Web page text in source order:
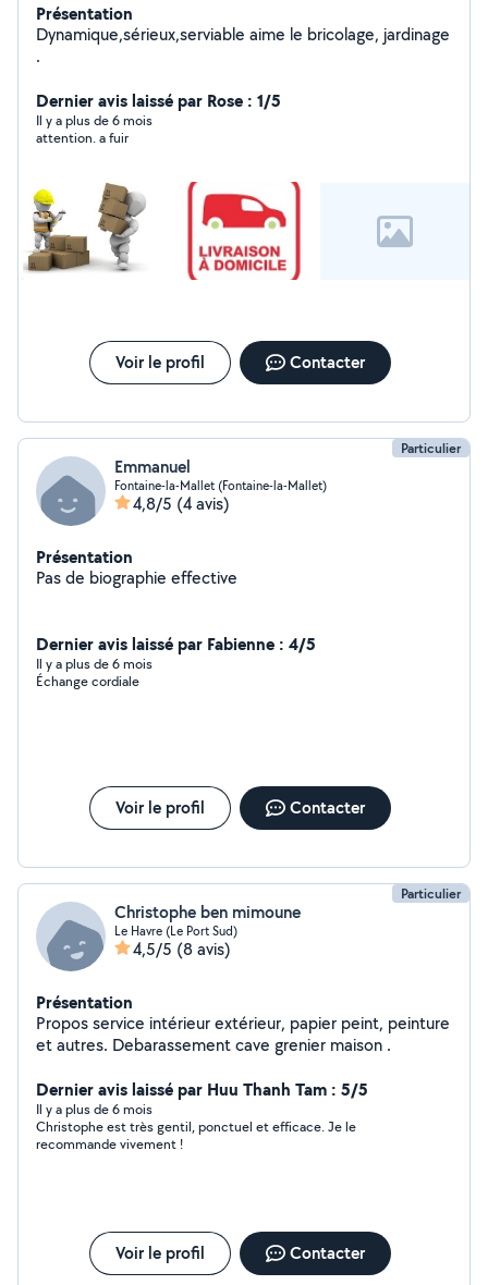
Présentation
Dynamique,sérieux,serviable aime le bricolage, jardinage
.
Dernier avis laissé par Rose : 1/5
Il y a plus de 6 mois
attention. a fuir
Voir le profil Contacter
Particulier
Emmanuel
Fontaine-la-Mallet (Fontaine-la-Mallet)
4,8/5 (4 avis)
Présentation
Pas de biographie effective
Dernier avis laissé par Fabienne : 4/5
Il y a plus de 6 mois
Échange cordiale
Voir le profil Contacter
Particulier
Christophe ben mimoune
Le Havre (Le Port Sud)
4,5/5 (8 avis)
Présentation
Propos service intérieur extérieur, papier peint, peinture
et autres. Debarassement cave grenier maison .
Dernier avis laissé par Huu Thanh Tam : 5/5
Il y a plus de 6 mois
Christophe est très gentil, ponctuel et efficace. Je le
recommande vivement !
Voir le profil Contacter